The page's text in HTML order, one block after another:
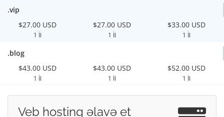
.vip
$27.00 USD
1 İl
$27.00 USD
1 İl
$33.00 USD
1 İl
.blog
$43.00 USD
1 İl
$43.00 USD
1 İl
$52.00 USD
1 İl
Veb hostinq əlavə et